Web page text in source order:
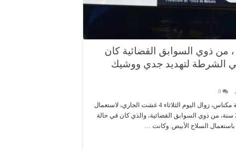
ذوي السوابق القضائية كان
الشرطة لتهديد جدي ووشيك
0
اضطر موظف شرطة يعمل بمنطقة أمن ويسلان بضواحي بمدينة مكناس، زوال اليوم الثلاثاء 4 غشت الجاري، لاستعمال
سلاحه الوظيفي في تدخل أمني لتوقيف شخص يبلغ من العمر 28 سنة، من ذوي السوابق القضائية، والذي كان في حالة
السلاح الأبيض. وكانت …